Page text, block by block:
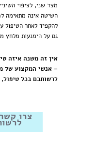
מצד שני, לציפוי
השיטה אינה מתאימה
להקפיד לאחר הטיפול
גם על הימנעות מלחץ
אין זה משנה איזה
– אנשי המקצוע של
לרשותכם בכל
צרו